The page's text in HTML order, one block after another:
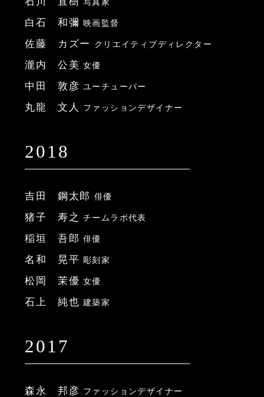
写真家
白石 和彌映画監督
佐藤 カズー クリエイティブディレクター
瀧内 公美女優
中田 敦彦ユーチューバー
丸龍 文人 ファッションデザイナー
2018
吉田 鋼太郎 俳優
猪子 寿之チームラボ代表
稲垣 吾郎俳優
名和 晃平 彫刻家
松岡 茉優女優
石上 純也建築家
2017
森永 邦彦 ファッションデザイナー